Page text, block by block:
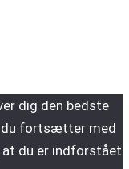
dig den bedste
du fortsætter med
at du er indforstået